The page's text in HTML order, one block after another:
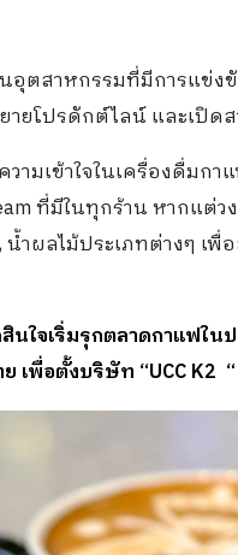
ตสาหกรรมที่มีการแข่ง
ยโปรดักต์ไลน์ และเปิดส
มเข้าใจในเครื่องดื่มก
ที่มีในทุกร้าน หากแต่วง
ำผลไม้ประเภทต่างๆ เ
นใจเริ่มรุกตลาดกาแฟใ
เพื่อตั้งบริษัท “UCC K2